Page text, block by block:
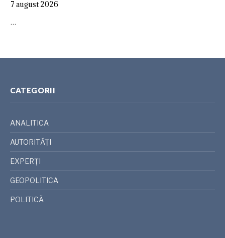
7 august 2026
…
CATEGORII
ANALITICA
AUTORITĂȚI
EXPERȚI
GEOPOLITICA
POLITICĂ